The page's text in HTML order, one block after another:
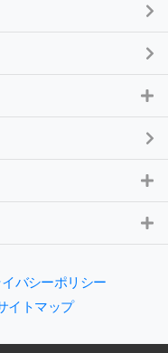
バシーポリシー
イトマップ